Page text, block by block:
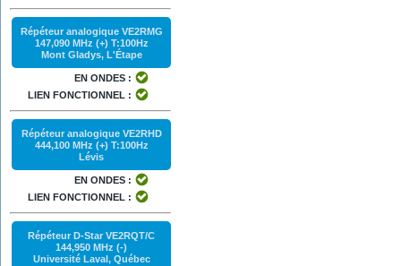
Répéteur analogique VE2RMG
147,090 MHz (+) T:100Hz
Mont Gladys, L'Étape
EN ONDES :
LIEN FONCTIONNEL :
Répéteur analogique VE2RHD
444,100 MHz (+) T:100Hz
Lévis
EN ONDES :
LIEN FONCTIONNEL :
Répéteur D-Star VE2RQT/C
144,950 MHz (-)
Université Laval, Québec